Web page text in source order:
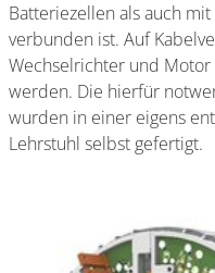
Batteriezellen als auch
verbunden ist. Auf
Wechselrichter und
werden. Die hierfür
wurden in einer eigens
Lehrstuhl selbst gefertigt.